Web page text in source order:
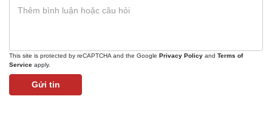
This site is protected by reCAPTCHA and the Google Privacy Policy and Terms of
Service apply.
Gửi tin